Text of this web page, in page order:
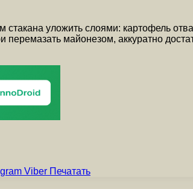
уложить слоями: картофель
майонезом, аккуратно
Viber Печатать